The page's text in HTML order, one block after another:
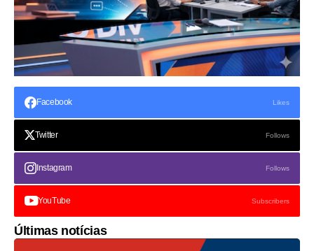
Facebook Likes
Twitter Follows
Instagram Follows
YouTube Subscribers
Últimas notícias